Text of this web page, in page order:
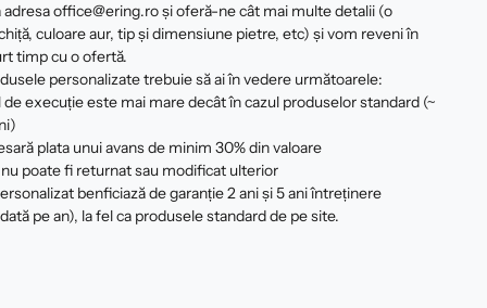
office@ering.ro și oferă-ne cât mai multe detalii (o
culoare aur, tip și dimensiune pietre, etc) și vom reveni în
timp cu o ofertă.
personalizate trebuie să ai în vedere următoarele:
execuție este mai mare decât în cazul produselor standard (~
plata unui avans de minim 30% din valoare
poate fi returnat sau modificat ulterior
benficiază de garanție 2 ani și 5 ani întreținere
pe an), la fel ca produsele standard de pe site.